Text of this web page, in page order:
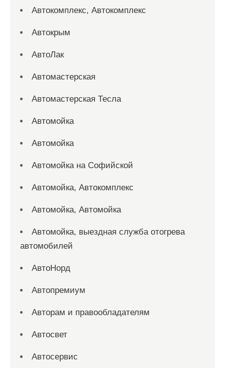
Автокомплекс, Автокомплекс
Автокрым
АвтоЛак
Автомастерская
Автомастерская Тесла
Автомойка
Автомойка
Автомойка на Софийской
Автомойка, Автокомплекс
Автомойка, Автомойка
Автомойка, выездная служба отогрева
автомобилей
АвтоНорд
Автопремиум
Авторам и правообладателям
Автосвет
Автосервис